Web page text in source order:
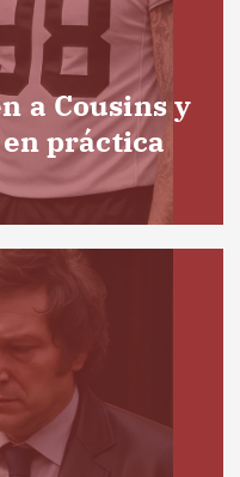
a Cousins y
práctica